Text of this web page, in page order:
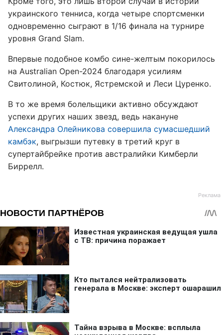
украинского тенниса, когда четыре спортсменки
одновременно сыграют в 1/16 финала на турнире
уровня Grand Slam.
Впервые подобное комбо сине-желтым покорилось
на Australian Open-2024 благодаря усилиям
Свитолиной, Костюк, Ястремской и Леси Цуренко.
В то же время болельщики активно обсуждают
успехи других наших звезд, ведь накануне
Александра Олейникова совершила сумасшедший
камбэк, выгрызши путевку в третий круг в
супертайбрейке против австралийки Кимберли
Биррелл.